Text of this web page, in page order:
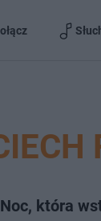
Noc, która